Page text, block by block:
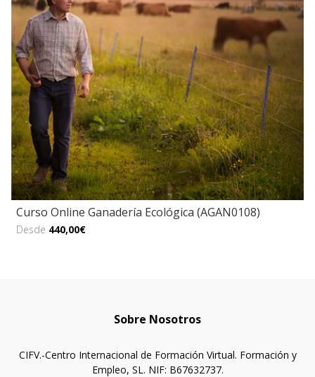
Curso Online Ganadería Ecológica (AGAN0108)
Desde 440,00€
Sobre Nosotros
CIFV.-Centro Internacional de Formación Virtual. Formación y
Empleo, SL. NIF: B67632737.